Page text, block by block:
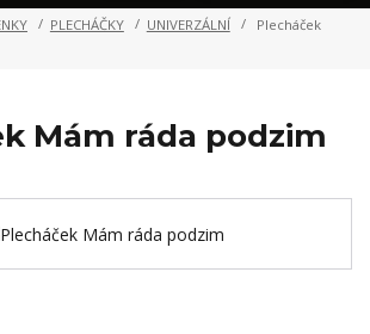
PLECHÁČKY UNIVERZÁLNÍ
Plecháček
Mám ráda podzim